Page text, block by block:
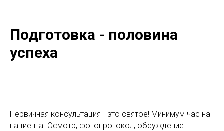
Подготовка - половина
успеха
Первичная консультация - это святое! Минимум час на
пациента. Осмотр, фотопротокол, обсуждение